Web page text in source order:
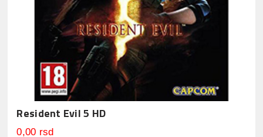
Resident Evil 5 HD
0,00 rsd